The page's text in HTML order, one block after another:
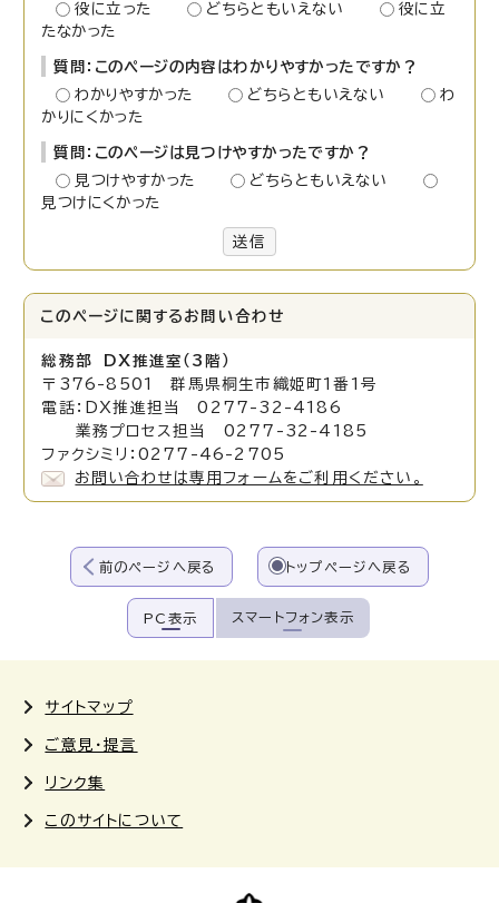
役に立った
どちらともいえない
役に立
たなかった
質問：このページの内容はわかりやすかったですか？
わかりやすかった
どちらともいえない
わ
かりにくかった
質問：このページは見つけやすかったですか？
見つけやすかった
どちらともいえない
見つけにくかった
送信
このページに関する お問い合わせ
総務部 DX推進室（3階）
〒376-8501 群馬県桐生市織姫町1番1号
電話：DX推進担当 0277-32-4186
業務プロセス担当 0277-32-4185
ファクシミリ：0277-46-2705
お問い合わせは専用フォームをご利用ください。
前のページへ戻る トップページへ戻る
PC表示 スマートフォン表示
サイトマップ
ご意見・提言
リンク集
このサイトについて